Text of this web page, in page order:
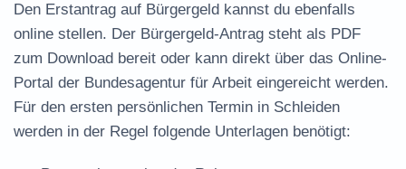
Den Erstantrag auf Bürgergeld kannst du ebenfalls
online stellen. Der Bürgergeld-Antrag steht als PDF
zum Download bereit oder kann direkt über das Online-
Portal der Bundesagentur für Arbeit eingereicht werden.
Für den ersten persönlichen Termin in Schleiden
werden in der Regel folgende Unterlagen benötigt: